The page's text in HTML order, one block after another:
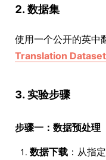
2. 数据集
使用一个公开的英中
Translation Dataset
3. 实验步骤
步骤一：数据预处理
数据下载 ：从指